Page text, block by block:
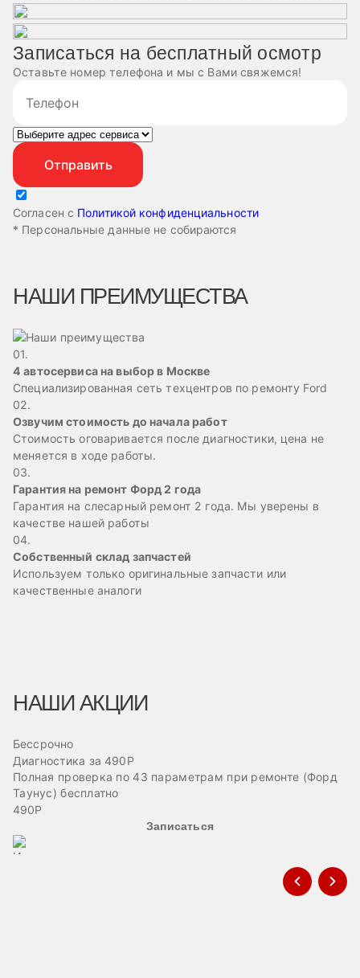
Записаться на бесплатный осмотр
Оставьте номер телефона и мы с Вами свяжемся!
Согласен с Политикой конфиденциальности
* Персональные данные не собираются
НАШИ ПРЕИМУЩЕСТВА
01.
4 автосервиса на выбор в Москве
Специализированная сеть техцентров по ремонту Ford
02.
Озвучим стоимость до начала работ
Стоимость оговаривается после диагностики, цена не
меняется в ходе работы.
03.
Гарантия на ремонт Форд 2 года
Гарантия на слесарный ремонт 2 года. Мы уверены в
качестве нашей работы
04.
Собственный склад запчастей
Используем только оригинальные запчасти или
качественные аналоги
НАШИ АКЦИИ
Бессрочно
Диагностика за 490Р
Полная проверка по 43 параметрам при ремонте (Форд
Таунус) бесплатно
490Р
Записаться